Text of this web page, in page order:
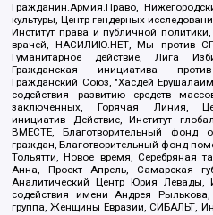
Гражданин.Армия.Право,
культуры, Центр гендерных
Институт права и публичной
врачей, НАСИЛИЮ.НЕТ, Мы против
Гуманитарное действие, Лига
Гражданская инициатива
Гражданский Союз, "Хасдей
содействия развитию средств
заключенных, Горячая Линия,
инициатив Действие, Институт
ВМЕСТЕ, Благотворительный фонд
граждан, Благотворительный фонд
Тольятти, Новое время, Серебряная
Анна, Проект Апрель, Самарская
Аналитический Центр Юрия Левады,
содействия имени Андрея
группа, Женщины Евразии, СИБАЛЬТ,